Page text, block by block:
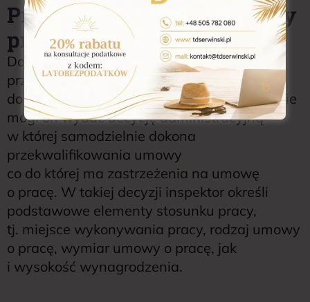
Przekwalifikowanie umowy
przez inspektora pracy
Dopiero w przypadku gdy w wyznaczonym
przez inspektora terminie nie dojdzie
do usunięcia stwierdzonych naruszeń, będzie
mógł on wydać decyzję administracyjną
w której samodzielnie dokona
przekwalifikowania umowy
co do której ma zastrzeżenia na umowę
o pracę. W takiej decyzji inspektor określi
podstawowe elementy stosunku pracy,
tj. miejsce wykonywania pracy, rodzaj umowy
o pracę, wymiar umowy o pracę, jak
i wysokość wynagrodzenia.